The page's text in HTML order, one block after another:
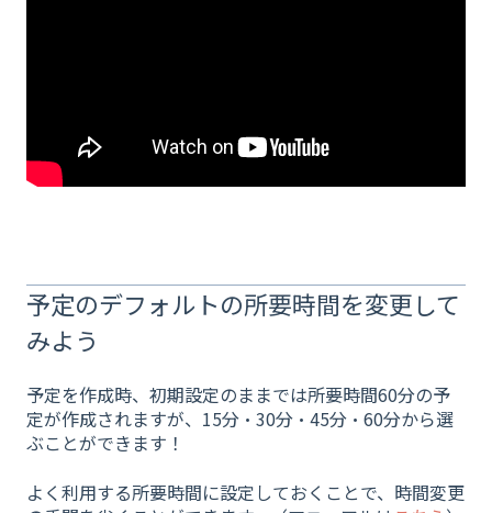
予定のデフォルトの所要時間を変更して
みよう
予定を作成時、初期設定のままでは所要時間60分の予
定が作成されますが、15分・30分・45分・60分から選
ぶことができます！
よく利用する所要時間に設定しておくことで、時間変更